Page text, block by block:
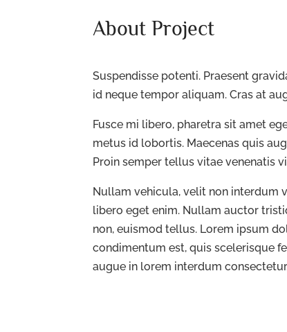
About Project
Suspendisse potenti. Praesent
id neque tempor aliquam. Cras at
Fusce mi libero, pharetra sit amet
metus id lobortis. Maecenas quis
Proin semper tellus vitae venenatis
Nullam vehicula, velit non interdum
libero eget enim. Nullam auctor
non, euismod tellus. Lorem ipsum
condimentum est, quis scelerisque
augue in lorem interdum